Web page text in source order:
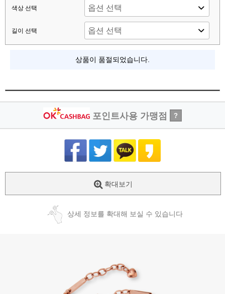
색상 선택
길이 선택
상품이 품절되었습니다.
포인트사용 가맹점 ?
확대보기
상세 정보를 확대해 보실 수 있습니다